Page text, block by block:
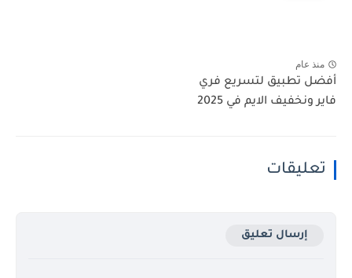
منذ عام
أفضل تطبيق لتسريع فري
فاير ونخفيف الايم في 2025
تعليقات
إرسال تعليق